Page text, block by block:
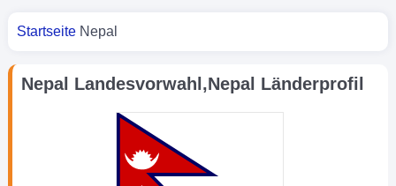
Sie sind hier
Startseite Nepal
Nepal Landesvorwahl,Nepal Länderprofil